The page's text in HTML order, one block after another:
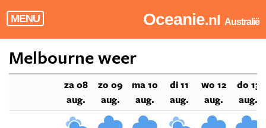
MENU Oceanie.nl Australië
Melbourne weer
za 08
aug.
zo 09
aug.
ma 10
aug.
di 11
aug.
wo 12
aug.
do 13
aug.